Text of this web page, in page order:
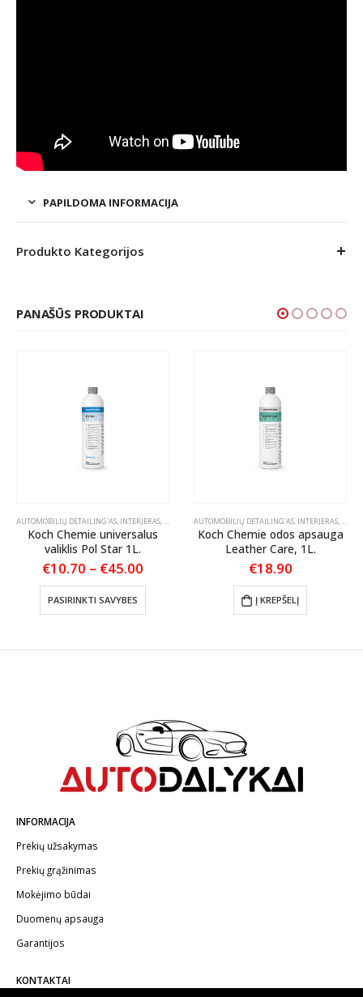
PAPILDOMA INFORMACIJA
Produkto Kategorijos
PANAŠŪS PRODUKTAI
AUTOMOBILIUI
AUTOMOBILIŲ DETAILING'AS, INTERJERAS, ODOS PRIEŽIŪRA,TEKSTILĖS PRIEŽIŪRA
Koch Chemie universalus
valiklis Pol Star 1L.
€10.70 – €45.00
€45.00
PASIRINKTI SAVYBES
This product has multiple variants. The options may be chosen on the product page
AUTOMOBILIŲ DETAILING'AS, INTERJERAS, ODOS
Koch Chemie odos apsauga
Leather Care, 1L.
€18.90
Į KREPŠELĮ
INFORMACIJA
Prekių užsakymas
Prekių grąžinimas
Mokėjimo būdai
Duomenų apsauga
Garantijos
KONTAKTAI